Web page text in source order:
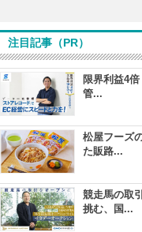
注目記事（PR）
限界利益4
管...
松屋フーズ
た販路...
競走馬の取
挑む、国...